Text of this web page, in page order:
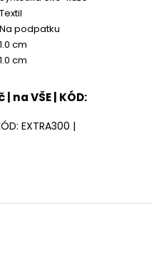
Textil
Na podpatku
1.0 cm
1.0 cm
na VŠE | KÓD:
EXTRA300 |